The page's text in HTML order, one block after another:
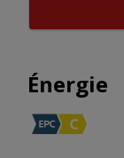
Énergie